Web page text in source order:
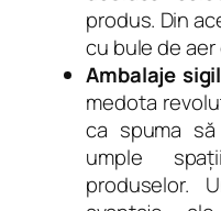
produs. Din
cu bule de
Ambalaje
medota
ca spuma
umple
produselor.